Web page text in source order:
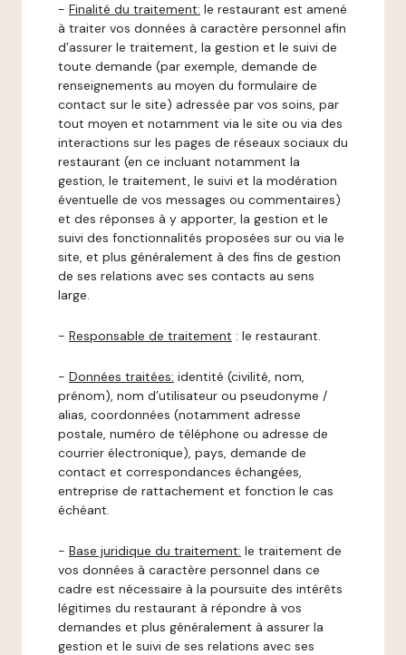
- Finalité du traitement: le restaurant est amené
à traiter vos données à caractère personnel afin
d’assurer le traitement, la gestion et le suivi de
toute demande (par exemple, demande de
renseignements au moyen du formulaire de
contact sur le site) adressée par vos soins, par
tout moyen et notamment via le site ou via des
interactions sur les pages de réseaux sociaux du
restaurant (en ce incluant notamment la
gestion, le traitement, le suivi et la modération
éventuelle de vos messages ou commentaires)
et des réponses à y apporter, la gestion et le
suivi des fonctionnalités proposées sur ou via le
site, et plus généralement à des fins de gestion
de ses relations avec ses contacts au sens
large.
- Responsable de traitement : le restaurant.
- Données traitées: identité (civilité, nom,
prénom), nom d’utilisateur ou pseudonyme /
alias, coordonnées (notamment adresse
postale, numéro de téléphone ou adresse de
courrier électronique), pays, demande de
contact et correspondances échangées,
entreprise de rattachement et fonction le cas
échéant.
- Base juridique du traitement: le traitement de
vos données à caractère personnel dans ce
cadre est nécessaire à la poursuite des intérêts
légitimes du restaurant à répondre à vos
demandes et plus généralement à assurer la
gestion et le suivi de ses relations avec ses